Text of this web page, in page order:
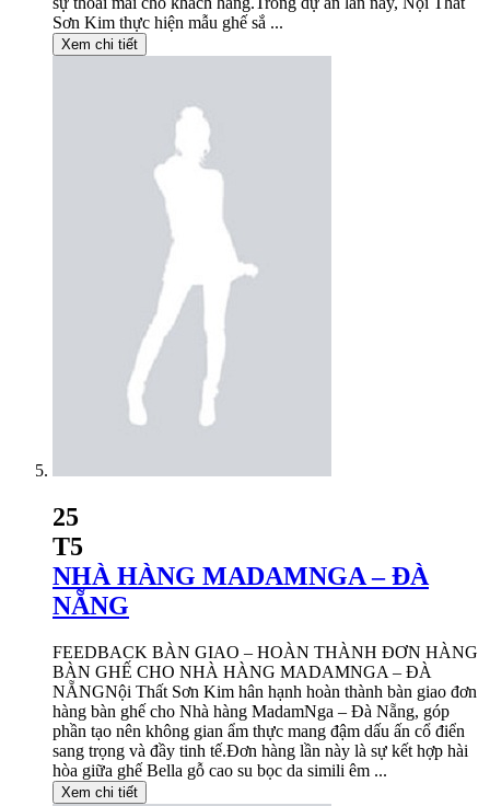
Sơn Kim thực hiện mẫu ghế sắ ...
Xem chi tiết
25
T5
NHÀ HÀNG MADAMNGA – ĐÀ
NẴNG
FEEDBACK BÀN GIAO – HOÀN THÀNH ĐƠN HÀNG
BÀN GHẾ CHO NHÀ HÀNG MADAMNGA – ĐÀ
NẴNGNội Thất Sơn Kim hân hạnh hoàn thành bàn giao đơn
hàng bàn ghế cho Nhà hàng MadamNga – Đà Nẵng, góp
phần tạo nên không gian ẩm thực mang đậm dấu ấn cổ điển
sang trọng và đầy tinh tế.Đơn hàng lần này là sự kết hợp hài
hòa giữa ghế Bella gỗ cao su bọc da simili êm ...
Xem chi tiết